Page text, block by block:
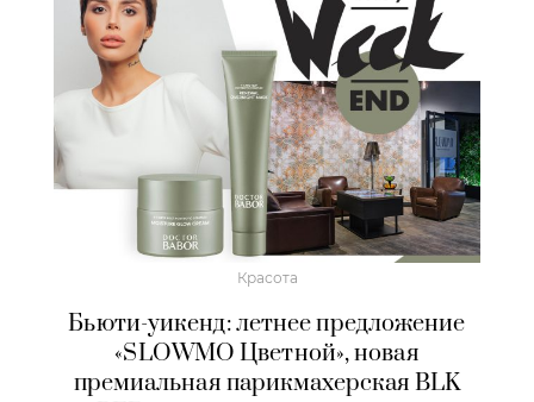
Красота
Бьюти-уикенд: летнее предложение
«SLOWMO Цветной», новая
премиальная парикмахерская BLK